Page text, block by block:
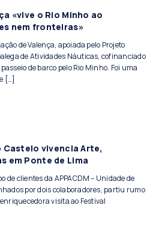
«vive o Rio Minho ao
nem fronteiras»
de Valença, apoiada pelo Projeto
de Atividades Náuticas, cofinanciado
de barco pelo Rio Minho. Foi uma
[…]
Castelo vivencia Arte,
em Ponte de Lima
de clientes da APPACDM – Unidade de
por dois colaboradores, partiu rumo
visita ao Festival